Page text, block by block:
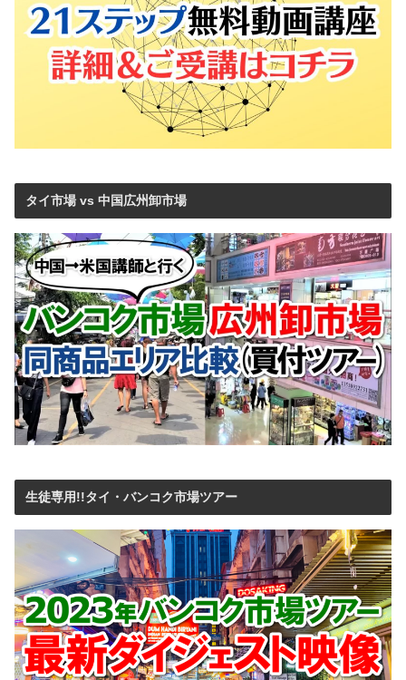
タイ市場 vs 中国広州卸市場
生徒専用!!タイ・バンコク市場ツアー